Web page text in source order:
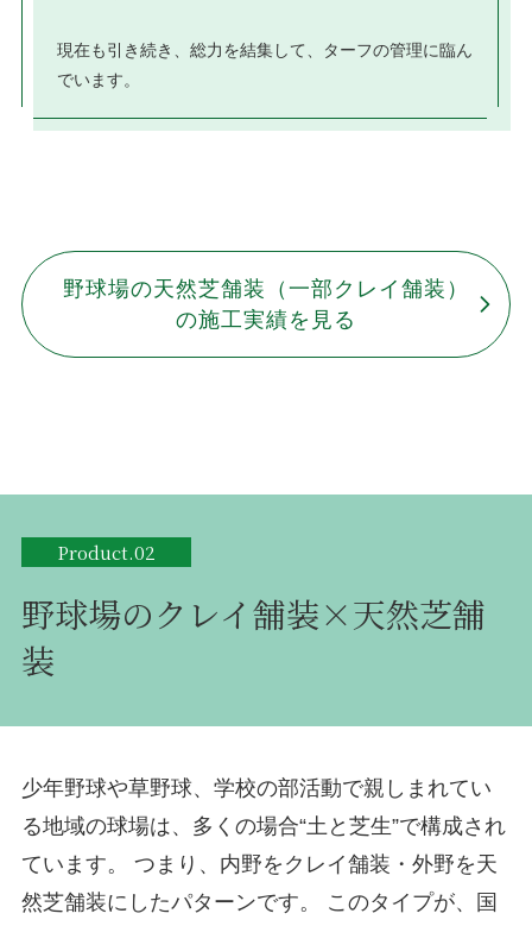
現在も引き続き、総力を結集して、ターフの管理に臨ん
でいます。
野球場の天然芝舗装（一部クレイ舗装）
の施工実績を見る
Product.02
野球場のクレイ舗装×天然芝舗
装
少年野球や草野球、学校の部活動で親しまれてい
る地域の球場は、多くの場合“土と芝生”で構成され
ています。 つまり、内野をクレイ舗装・外野を天
然芝舗装にしたパターンです。 このタイプが、国